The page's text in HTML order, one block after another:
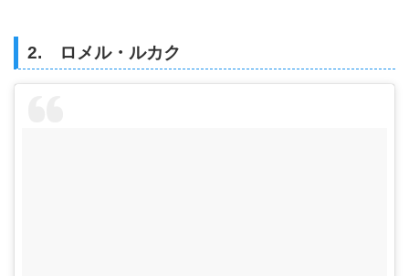
2. ロメル・ルカク